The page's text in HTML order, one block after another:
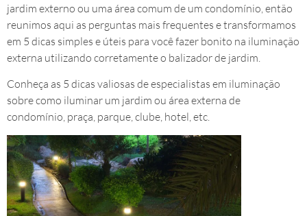
jardim externo ou uma área comum de um condomínio, então
reunimos aqui as perguntas mais frequentes e transformamos
em 5 dicas simples e úteis para você fazer bonito na iluminação
externa utilizando corretamente o balizador de jardim.
Conheça as 5 dicas valiosas de especialistas em iluminação
sobre como iluminar um jardim ou área externa de
condomínio, praça, parque, clube, hotel, etc.